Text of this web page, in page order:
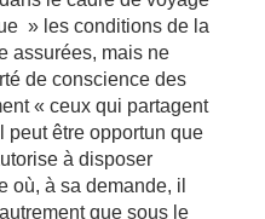
» les conditions de la
assurées, mais ne
de conscience des
« ceux qui partagent
peut être opportun que
à disposer
où, à sa demande, il
que sous le